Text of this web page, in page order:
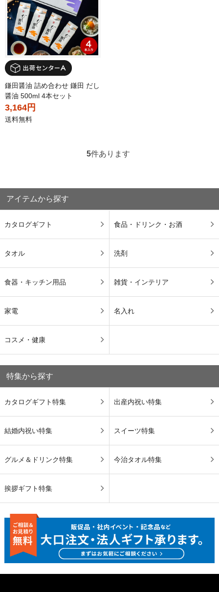
鎌田醤油 詰め合わせ 鎌田 だし
醤油 500ml 4本セット
3,164円
送料無料
5件あります
アイテムから探す
カタログギフト 食品・ドリンク・お酒
タオル 洗剤
食器・キッチン用品 雑貨・インテリア
家電 名入れ
コスメ・健康
特集から探す
カタログギフト特集 出産内祝い特集
結婚内祝い特集 スイーツ特集
グルメ＆ドリンク特集 今治タオル特集
挨拶ギフト特集